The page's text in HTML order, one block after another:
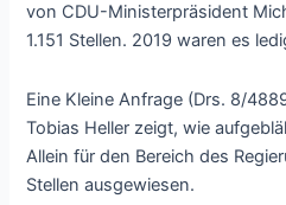
von CDU-Ministerpräsident
1.151 Stellen. 2019 waren es
Eine Kleine Anfrage (Drs. 8/
Tobias Heller zeigt, wie
Allein für den Bereich des
Stellen ausgewiesen.